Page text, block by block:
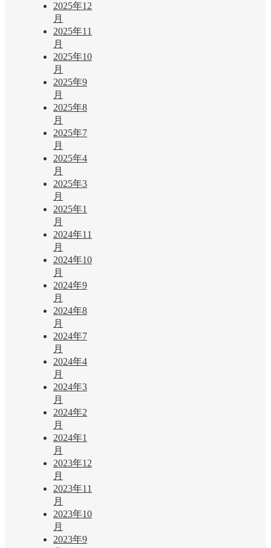
2025年12
月
2025年11
月
2025年10
月
2025年9
月
2025年8
月
2025年7
月
2025年4
月
2025年3
月
2025年1
月
2024年11
月
2024年10
月
2024年9
月
2024年8
月
2024年7
月
2024年4
月
2024年3
月
2024年2
月
2024年1
月
2023年12
月
2023年11
月
2023年10
月
2023年9